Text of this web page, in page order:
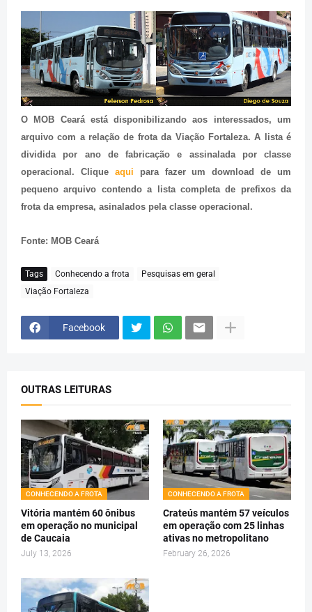
O MOB Ceará está disponibilizando aos interessados, um
arquivo com a relação de frota da Viação Fortaleza. A lista é
dividida por ano de fabricação e assinalada por classe
operacional. Clique aqui para fazer um download de um
pequeno arquivo contendo a lista completa de prefixos da
frota da empresa, asinalados pela classe operacional.
Fonte: MOB Ceará
Tags Conhecendo a frota
Pesquisas em geral
Viação Fortaleza
Facebook
OUTRAS LEITURAS
CONHECENDO A FROTA
Vitória mantém 60 ônibus
em operação no municipal
de Caucaia
July 13, 2026
CONHECENDO A FROTA
Crateús mantém 57 veículos
em operação com 25 linhas
ativas no metropolitano
February 26, 2026